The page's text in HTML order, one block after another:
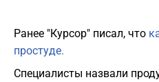
Ранее "Курсор" писал, что
простуде.
Специалисты назвали